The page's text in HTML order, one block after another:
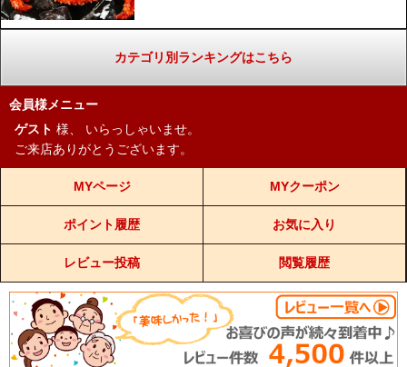
カテゴリ別ランキングはこちら
会員様メニュー
ゲスト 様、
いらっしゃいませ。
ご来店ありがとうございます。
MYページ MYクーポン
ポイント履歴 お気に入り
レビュー投稿 閲覧履歴